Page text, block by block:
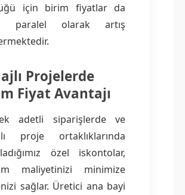
için birim fiyatlar da
paralel olarak artış
Projelerde
Fiyat Avantajı
adetli siparişlerde ve
proje ortaklıklarında
özel iskontolar,
maliyetinizi minimize
sağlar. Üretici ana bayi